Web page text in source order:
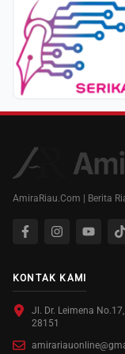
AmiraRiau.Com | Berita
KONTAK KAMI
Jl. Dr. Leimena
28151